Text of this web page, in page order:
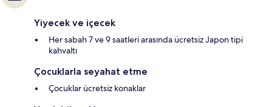
Yiyecek ve içecek
Her sabah 7 ve 9 saatleri arasında ücretsiz Japon tipi
kahvaltı
Çocuklarla seyahat etme
Çocuklar ücretsiz konaklar